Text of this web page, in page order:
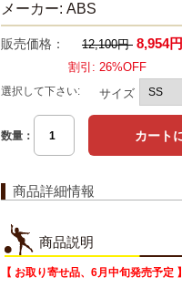
メーカー: ABS
販売価格： 12,100円 8,954円
割引: 26%OFF
選択して下さい:
サイズ
数量：
商品詳細情報
商品説明
【 お取り寄せ品、6月中旬発売予定 】